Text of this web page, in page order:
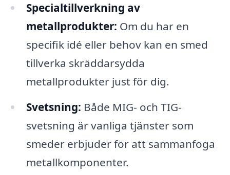
Specialtillverkning av
metallprodukter: Om du har en
specifik idé eller behov kan en smed
tillverka skräddarsydda
metallprodukter just för dig.
Svetsning: Både MIG- och TIG-
svetsning är vanliga tjänster som
smeder erbjuder för att sammanfoga
metallkomponenter.